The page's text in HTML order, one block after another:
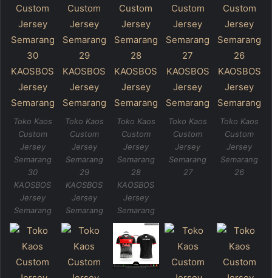
Toko Kaos
Custom
Jersey
Semarang
30
KAOSBOS
Jersey
Semarang
Toko Kaos
Custom
Jersey
Semarang
29
KAOSBOS
Jersey
Semarang
Toko Kaos
Custom
Jersey
Semarang
28
KAOSBOS
Jersey
Semarang
Toko Kaos
Custom
Jersey
Semarang
27
Toko Kaos
Custom
Jersey
Semarang
26